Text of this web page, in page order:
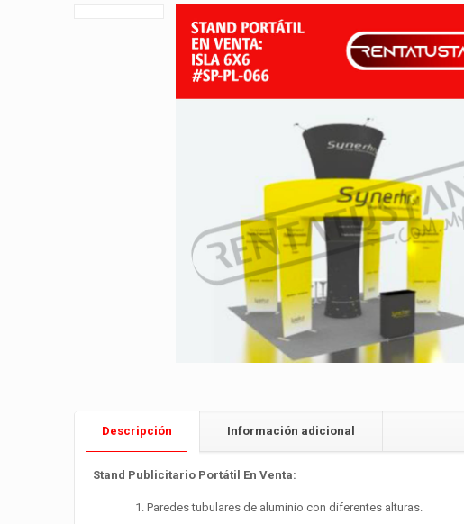
Descripción Información adicional
Stand Publicitario Portátil En Venta:
Paredes tubulares de aluminio con diferentes alturas.